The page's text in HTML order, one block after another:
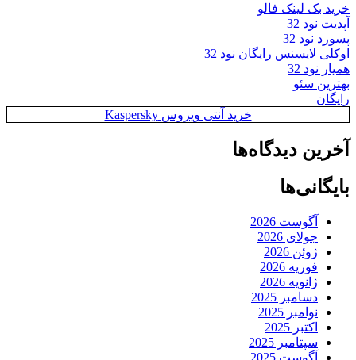
خرید بک لینک فالو
آپدیت نود 32
پسورد نود 32
اوکلی لایسنس رایگان نود 32
همیار نود 32
بهترین سئو
رایگان
خرید آنتی ویروس Kaspersky
آخرین دیدگاه‌ها
بایگانی‌ها
آگوست 2026
جولای 2026
ژوئن 2026
فوریه 2026
ژانویه 2026
دسامبر 2025
نوامبر 2025
اکتبر 2025
سپتامبر 2025